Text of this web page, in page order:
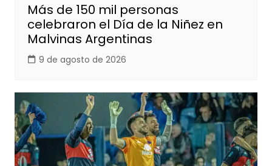
Más de 150 mil personas
celebraron el Día de la Niñez en
Malvinas Argentinas
9 de agosto de 2026